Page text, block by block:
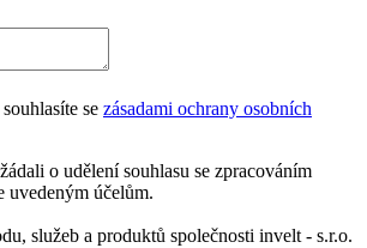
se zásadami ochrany osobních
o udělení souhlasu se zpracováním
uvedeným účelům.
služeb a produktů společnosti invelt - s.r.o.